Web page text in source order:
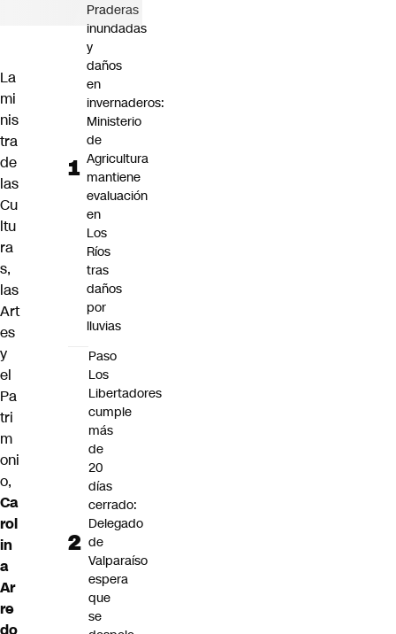
La
mi
nis
tra
de
las
Cu
ltu
ra
s,
las
Art
es
y
el
Pa
tri
m
oni
o,
Ca
rol
in
a
Ar
re
Praderas
inundadas
y
daños
en
invernaderos:
Ministerio
de
Agricultura
mantiene
evaluación
en
Los
Ríos
tras
daños
por
lluvias
Paso
Los
Libertadores
cumple
más
de
20
días
cerrado:
Delegado
de
Valparaíso
espera
que
se